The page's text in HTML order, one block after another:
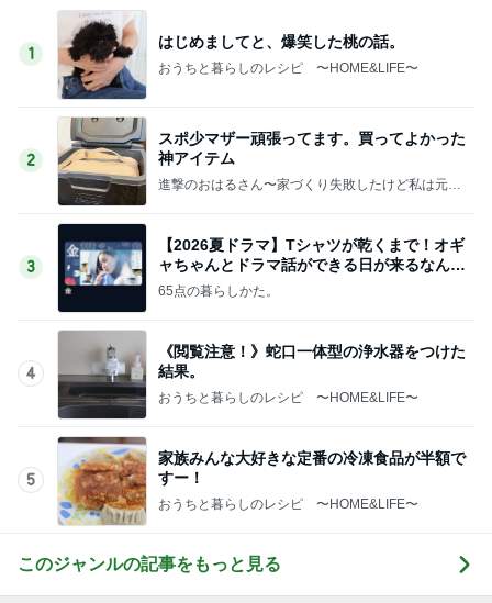
1
はじめましてと、爆笑した桃の話。
おうちと暮らしのレシピ 〜HOME&LIFE〜
2
スポ少マザー頑張ってます。買ってよかった
神アイテム
進撃のおはるさん〜家づくり失敗したけど私は元気
3
【2026夏ドラマ】Tシャツが乾くまで！オギ
ャちゃんとドラマ話ができる日が来るなん
て！
65点の暮らしかた。
4
《閲覧注意！》蛇口一体型の浄水器をつけた
結果。
おうちと暮らしのレシピ 〜HOME&LIFE〜
5
家族みんな大好きな定番の冷凍食品が半額で
すー！
おうちと暮らしのレシピ 〜HOME&LIFE〜
このジャンルの記事をもっと見る